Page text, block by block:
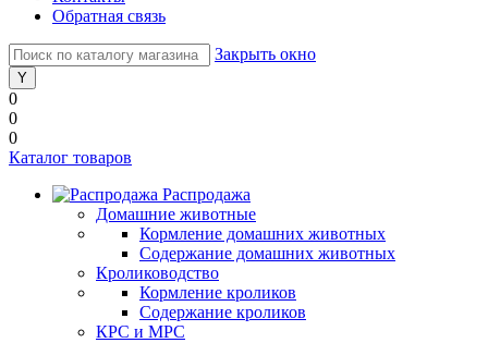
Обратная связь
Закрыть окно
0
0
0
Каталог товаров
Распродажа
Домашние животные
Кормление домашних животных
Содержание домашних животных
Кролиководство
Кормление кроликов
Содержание кроликов
КРС и МРС